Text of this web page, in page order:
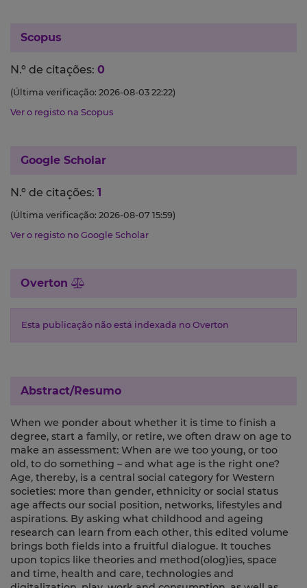
Scopus
N.º de citações: 0
(Última verificação: 2026-08-03 22:22)
Ver o registo na Scopus
Google Scholar
N.º de citações: 1
(Última verificação: 2026-08-07 15:59)
Ver o registo no Google Scholar
Overton
Esta publicação não está indexada no Overton
Abstract/Resumo
When we ponder about whether it is time to finish a
degree, start a family, or retire, we often draw on age to
make an assessment: When are we too young, or too
old, to do something – and what age is the right one?
Age, thereby, is a central social category for Western
societies: more than gender, ethnicity or social status
age affects our social position, networks, lifestyles and
aspirations. By asking what childhood and ageing
research can learn from each other, this edited volume
brings both fields into a fruitful dialogue. It touches
upon topics like theories and method(olog)ies, space
and time, health and care, technologies and